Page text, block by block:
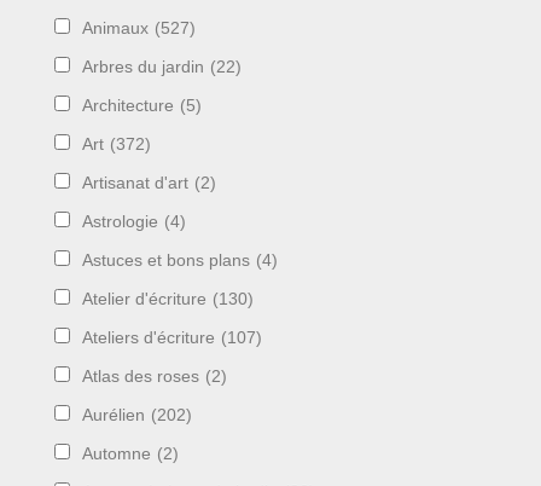
Animaux (527)
Arbres du jardin (22)
Architecture (5)
Art (372)
Artisanat d'art (2)
Astrologie (4)
Astuces et bons plans (4)
Atelier d'écriture (130)
Ateliers d'écriture (107)
Atlas des roses (2)
Aurélien (202)
Automne (2)